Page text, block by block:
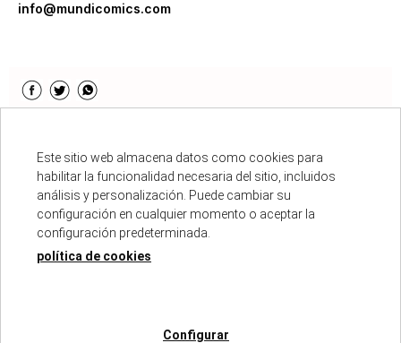
info@mundicomics.com
Descripción
ISBN : 978-84-128835-7-2
Fecha de edición : 03/11/2025
Autores :
NEREA DIEZ - JUANARETE
Este sitio web almacena datos como cookies para
habilitar la funcionalidad necesaria del sitio, incluidos
análisis y personalización. Puede cambiar su
configuración en cualquier momento o aceptar la
configuración predeterminada.
política de cookies
Configurar